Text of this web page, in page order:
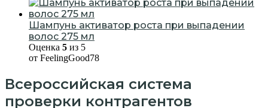
Шампунь активатор роста при выпадении
волос 275 мл
Оценка 5 из 5
от FeelingGood78
Всероссийская система
проверки контрагентов